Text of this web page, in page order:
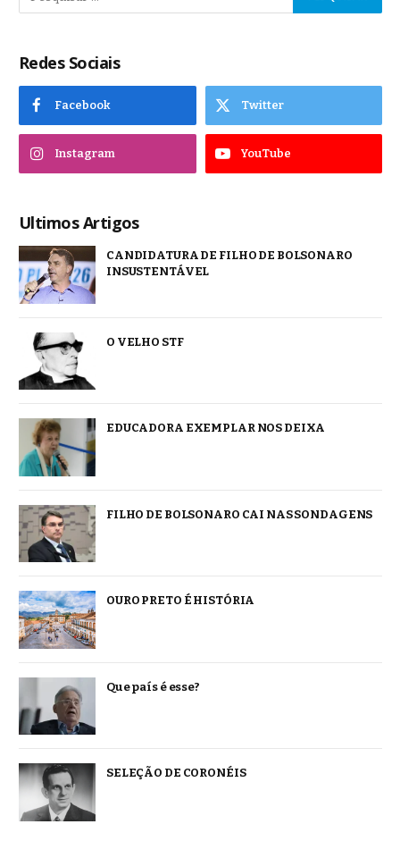
Redes Sociais
Facebook Twitter
Instagram YouTube
Ultimos Artigos
CANDIDATURA DE FILHO DE BOLSONARO
INSUSTENTÁVEL
O VELHO STF
EDUCADORA EXEMPLAR NOS DEIXA
FILHO DE BOLSONARO CAI NAS SONDAGENS
OURO PRETO É HISTÓRIA
Que país é esse?
SELEÇÃO DE CORONÉIS